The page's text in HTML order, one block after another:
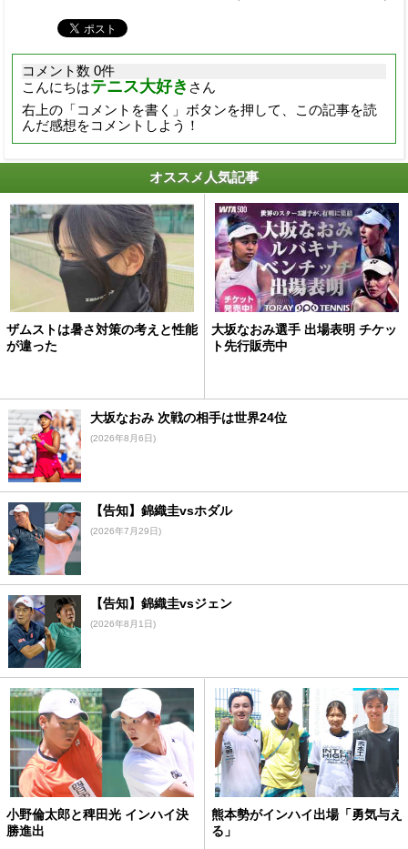
コメント数 0件
こんにちはテニス大好き さん
右上の「コメントを書く」ボタンを押して、この記事を読
んだ感想をコメントしよう！
オススメ人気記事
ザムストは暑さ対策の考えと性能
が違った
大坂なおみ選手 出場表明 チケッ
ト先行販売中
大坂なおみ 次戦の相手は世界24位
(2026年8月6日)
【告知】錦織圭vsホダル
(2026年7月29日)
【告知】錦織圭vsジェン
(2026年8月1日)
小野倫太郎と稗田光 インハイ決
勝進出
熊本勢がインハイ出場「勇気与え
る」